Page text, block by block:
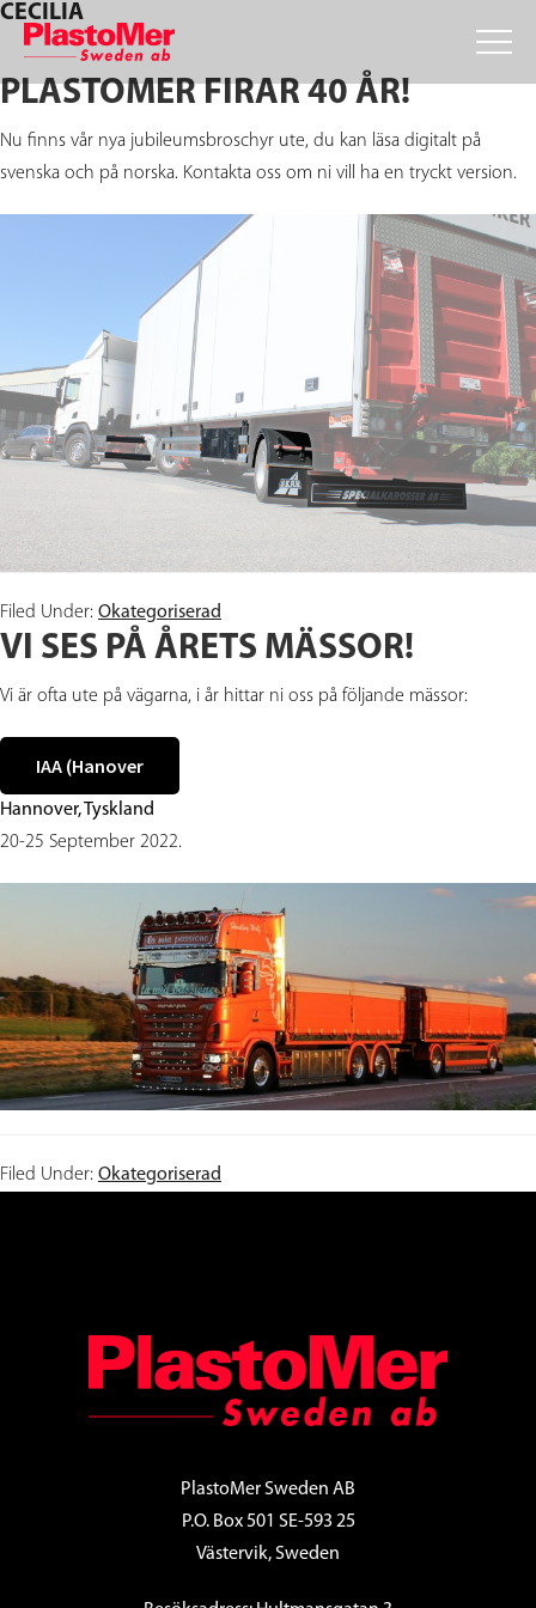
Skip
primary
Skip
main
Skip
footer
CECILIA
PLASTOMER FIRAR 40 ÅR!
Nu finns vår nya jubileumsbroschyr ute, du kan läsa digitalt på
svenska och på norska. Kontakta oss om ni vill ha en tryckt version.
Filed Under: Okategoriserad
VI SES PÅ ÅRETS MÄSSOR!
Vi är ofta ute på vägarna, i år hittar ni oss på följande mässor:
IAA (Hanover
Hannover, Tyskland
20-25 September 2022.
Filed Under: Okategoriserad
PlastoMer Sweden AB
P.O. Box 501 SE-593 25
Västervik, Sweden